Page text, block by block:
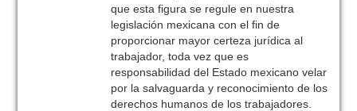
que esta figura se regule en nuestra
legislación mexicana con el fin de
proporcionar mayor certeza jurídica al
trabajador, toda vez que es
responsabilidad del Estado mexicano velar
por la salvaguarda y reconocimiento de los
derechos humanos de los trabajadores.